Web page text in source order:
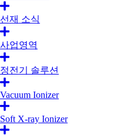
선재 소식
사업영역
정전기 솔루션
Vacuum Ionizer
Soft X-ray Ionizer